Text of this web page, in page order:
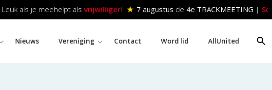
als je meehelpt alsvrijwilliger! ★ 7 augustusde4e TRACKMEETING|
Nieuws Vereniging Contact Word lid AllUnited